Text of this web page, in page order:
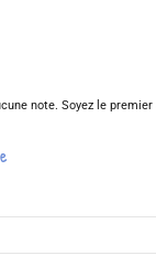
note. Soyez le